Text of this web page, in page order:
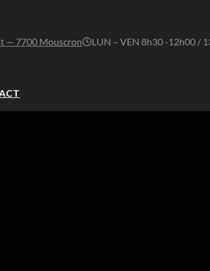
— 7700 Mouscron LUN – VEN 8h30 -12h00 /